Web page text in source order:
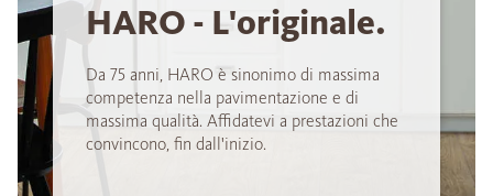
HARO - L'originale.
Da 75 anni, HARO è sinonimo di massima
competenza nella pavimentazione e di
massima qualità. Affidatevi a prestazioni che
convincono, fin dall'inizio.